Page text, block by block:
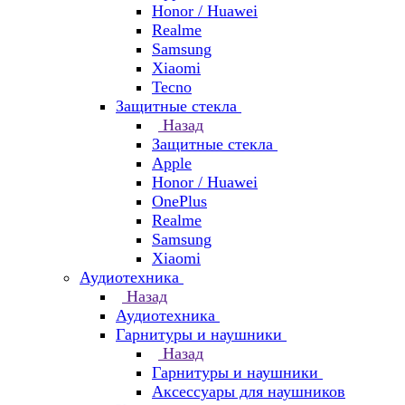
Honor / Huawei
Realme
Samsung
Xiaomi
Tecno
Защитные стекла
Назад
Защитные стекла
Apple
Honor / Huawei
OnePlus
Realme
Samsung
Xiaomi
Аудиотехника
Назад
Аудиотехника
Гарнитуры и наушники
Назад
Гарнитуры и наушники
Аксессуары для наушников